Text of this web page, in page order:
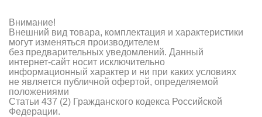
Внимание!
Внешний вид товара, комплектация и характеристики
могут изменяться производителем
без предварительных уведомлений. Данный
интернет-сайт носит исключительно
информационный характер и ни при каких условиях
не является публичной офертой, определяемой
положениями
Статьи 437 (2) Гражданского кодекса Российской
Федерации.